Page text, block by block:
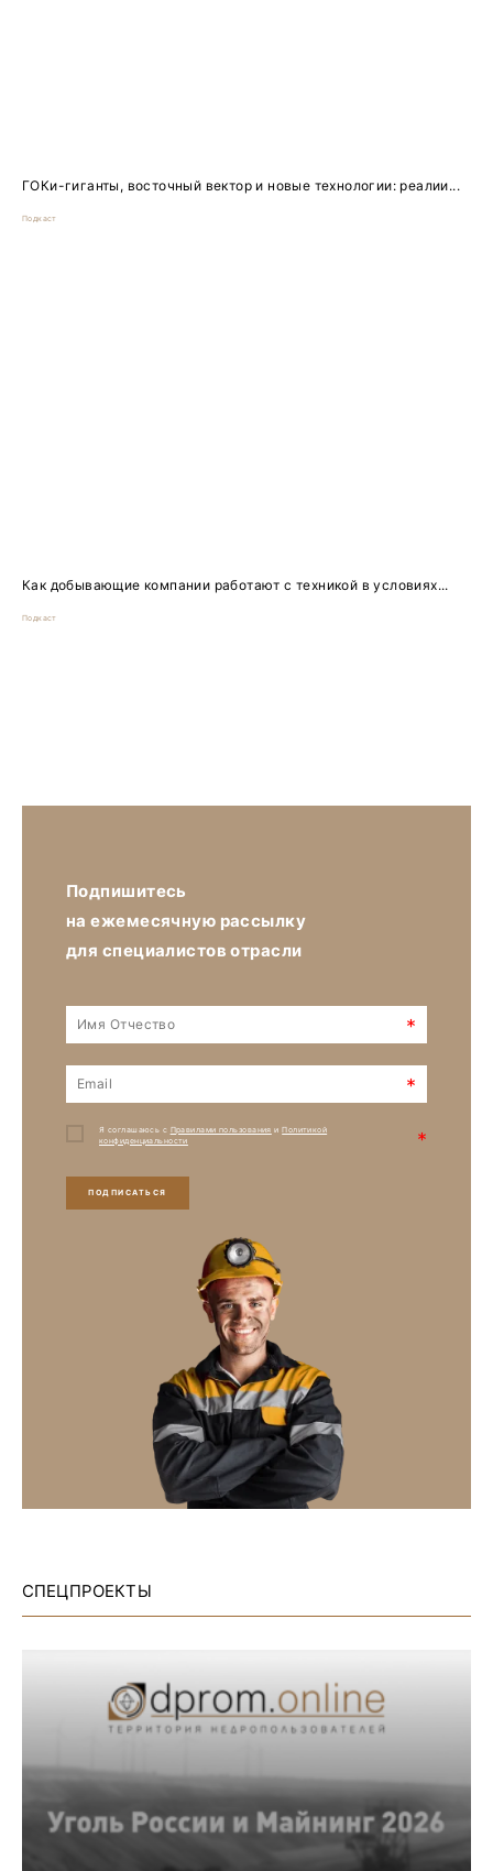
ГОКи-гиганты, восточный вектор и новые технологии: реалии...
Подкаст
Как добывающие компании работают с техникой в условиях...
Подкаст
Подпишитесь
на ежемесячную рассылку
для специалистов отрасли
*
*
Я соглашаюсь с Правилами пользования иПолитикой
конфиденциальности
*
ПОДПИСАТЬСЯ
СПЕЦПРОЕКТЫ